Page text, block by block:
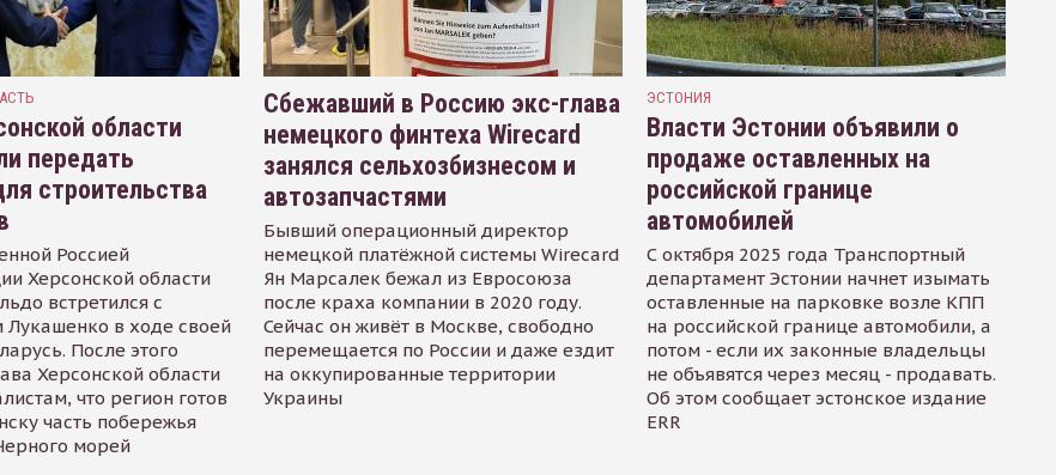
области
передать
строительства
Россией
Херсонской области
встретился с
в ходе своей
После этого
Херсонской области
что регион готов
часть побережья
морей
Сбежавший в Россию экс-глава
немецкого финтеха Wirecard
занялся сельхозбизнесом и
автозапчастями
Бывший операционный директор
немецкой платёжной системы Wirecard
Ян Марсалек бежал из Евросоюза
после краха компании в 2020 году.
Сейчас он живёт в Москве, свободно
перемещается по России и даже ездит
на оккупированные территории
Украины
ЭСТОНИЯ
Власти Эстонии объявили о
продаже оставленных на
российской границе
автомобилей
С октября 2025 года Транспортный
департамент Эстонии начнет изымать
оставленные на парковке возле КПП
на российской границе автомобили, а
потом - если их законные владельцы
не объявятся через месяц - продавать.
Об этом сообщает эстонское издание
ERR